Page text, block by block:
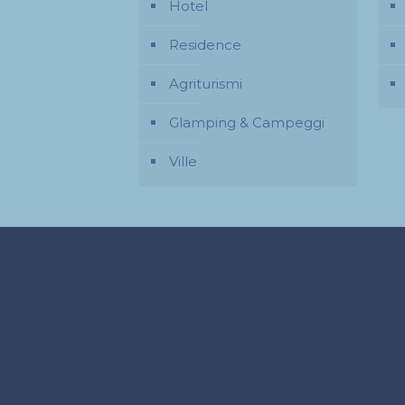
Hotel
Residence
Agriturismi
Glamping & Campeggi
Ville